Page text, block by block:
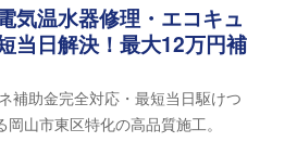
気温水器修理・エコキュ
当日解決！最大12万円補
補助金完全対応・最短当日駆けつ
山市東区特化の高品質施工。